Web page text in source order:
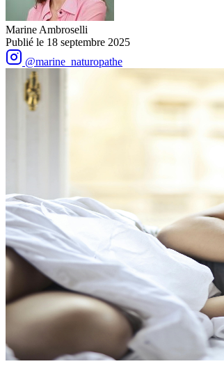
Marine Ambroselli
Publié le 18 septembre 2025
@marine_naturopathe